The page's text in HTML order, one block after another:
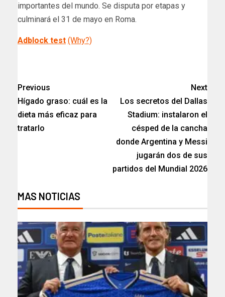
importantes del mundo. Se disputa por etapas y
culminará el 31 de mayo en Roma.
Adblock test (Why?)
Previous
Hígado graso: cuál es la
dieta más eficaz para
tratarlo
Next
Los secretos del Dallas
Stadium: instalaron el
césped de la cancha
donde Argentina y Messi
jugarán dos de sus
partidos del Mundial 2026
MAS NOTICIAS